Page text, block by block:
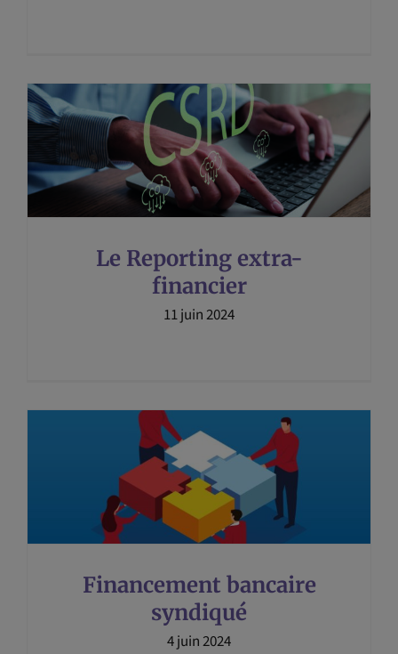
Le Reporting extra-
financier
11 juin 2024
Financement bancaire
syndiqué
4 juin 2024